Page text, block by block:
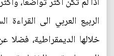
الربيع العربي الى القراءة
خلالها الديمقراطية، فضلا